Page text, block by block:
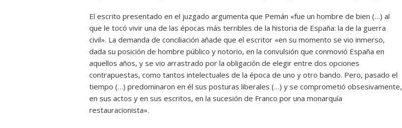
El escrito presentado en el juzgado argumenta que Pemán «fue un hombre de bien (…) al
que le tocó vivir una de las épocas más terribles de la historia de España: la de la guerra
civil». La demanda de conciliación añade que el escritor «en su momento se vio inmerso,
dada su posición de hombre público y notorio, en la convulsión que conmovió España en
aquellos años, y se vio arrastrado por la obligación de elegir entre dos opciones
contrapuestas, como tantos intelectuales de la época de uno y otro bando. Pero, pasado el
tiempo (…) predominaron en él sus posturas liberales (…) y se comprometió obsesivamente,
en sus actos y en sus escritos, en la sucesión de Franco por una monarquía
restauracionista».